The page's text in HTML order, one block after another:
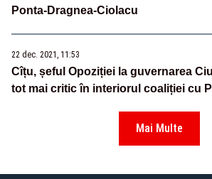
Ponta-Dragnea-Ciolacu
22 dec. 2021, 11:53
Cîțu, șeful Opoziției la guvernarea
tot mai critic în interiorul coaliției cu
Mai Multe